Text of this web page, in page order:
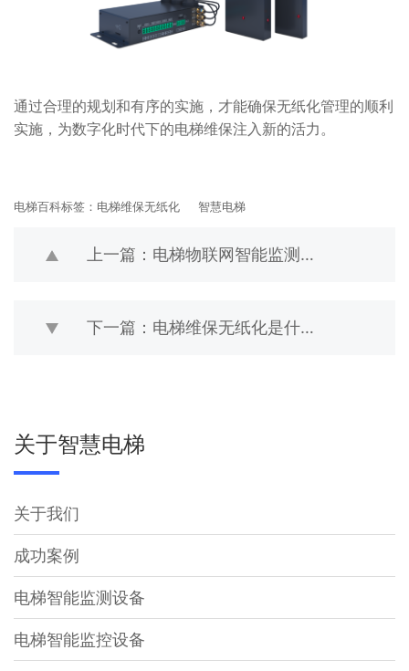
通过合理的规划和有序的实施，才能确保无纸化管理的顺利
实施，为数字化时代下的电梯维保注入新的活力。
电梯百科标签： 电梯维保无纸化 智慧电梯
上一篇：电梯物联网智能监测技术和设备有哪些
下一篇：电梯维保无纸化是什么意思
关于智慧电梯
关于我们
成功案例
电梯智能监测设备
电梯智能监控设备